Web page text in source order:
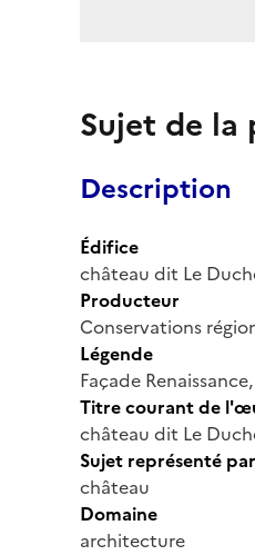
Sujet de la
Description
Édifice
château dit Le
Producteur
Conservations
Légende
Façade
Titre courant de
château dit Le
Sujet représenté
château
Domaine
architecture